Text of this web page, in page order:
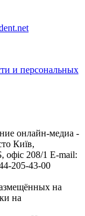
и персональных
онлайн-медиа -
Київ,
208/1 E-mail:
205-43-00
на
на